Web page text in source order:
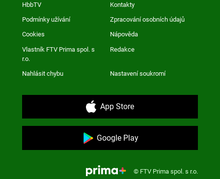
HbbTV Kontakty
Podmínky užívání Zpracování osobních údajů
Cookies Nápověda
Vlastník FTV Prima spol. s
r.o.
Redakce
Nahlásit chybu Nastavení soukromí
App Store
Google Play
© FTV Prima spol. s r.o.